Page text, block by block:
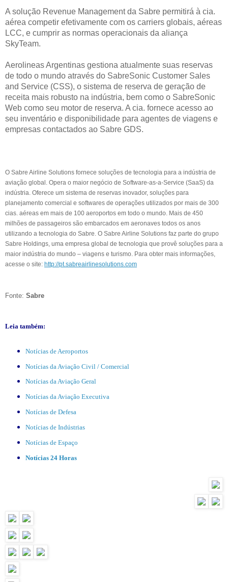
A solução Revenue Management da Sabre permitirá à cia.
aérea competir efetivamente com os carriers globais, aéreas
LCC, e cumprir as normas operacionais da aliança
SkyTeam.
Aerolineas Argentinas gestiona atualmente suas reservas
de todo o mundo através do SabreSonic Customer Sales
and Service (CSS), o sistema de reserva de geração de
receita mais robusto na indústria, bem como o SabreSonic
Web como seu motor de reserva. A cia. fornece acesso ao
seu inventário e disponibilidade para agentes de viagens e
empresas contactados ao Sabre GDS.
O Sabre Airline Solutions fornece soluções de tecnologia para a indústria de
aviação global. Opera o maior negócio de Software-as-a-Service (SaaS) da
indústria. Oferece um sistema de reservas inovador, soluções para
planejamento comercial e softwares de operações utilizados por mais de 300
cias. aéreas em mais de 100 aeroportos em todo o mundo. Mais de 450
milhões de passageiros são embarcados em aeronaves todos os anos
utilizando a tecnologia do Sabre. O Sabre Airline Solutions faz parte do grupo
Sabre Holdings, uma empresa global de tecnologia que provê soluções para a
maior indústria do mundo – viagens e turismo. Para obter mais informações,
acesse o site: http://pt.sabreairlinesolutions.com
Fonte: Sabre
Leia também:
Notícias de Aeroportos
Notícias da Aviação Civil / Comercial
Notícias da Aviação Geral
Notícias da Aviação Executiva
Notícias de Defesa
Notícias de Indústrias
Notícias de Espaço
Notícias 24 Horas